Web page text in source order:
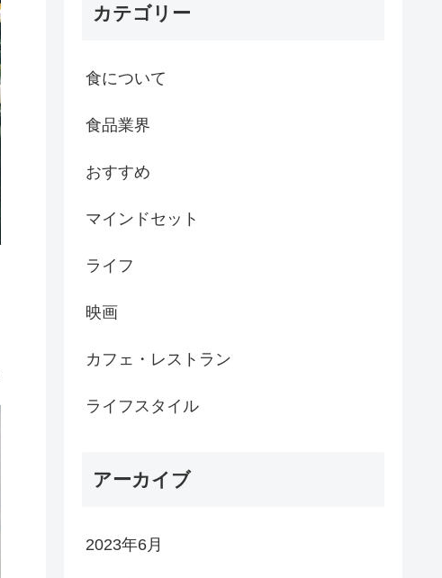
カテゴリー
食について
食品業界
おすすめ
マインドセット
ライフ
映画
カフェ・レストラン
ライフスタイル
アーカイブ
2023年6月